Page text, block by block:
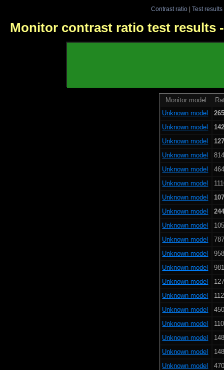
Contrast ratio| Test results
Monitor contrast ratio test results
Monitor model
Unknown model
Unknown model
Unknown model
Unknown model
Unknown model
Unknown model
Unknown model
Unknown model
Unknown model
Unknown model
Unknown model
Unknown model
Unknown model
Unknown model
Unknown model
Unknown model
Unknown model
Unknown model
Unknown model